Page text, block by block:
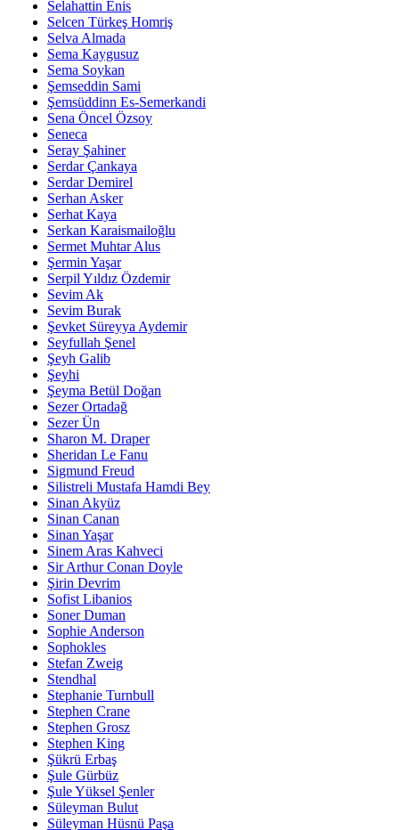
Selahattin Enis
Selcen Türkeş Homriş
Selva Almada
Sema Kaygusuz
Sema Soykan
Şemseddin Sami
Şemsüddinn Es-Semerkandi
Sena Öncel Özsoy
Seneca
Seray Şahiner
Serdar Çankaya
Serdar Demirel
Serhan Asker
Serhat Kaya
Serkan Karaismailoğlu
Sermet Muhtar Alus
Şermin Yaşar
Serpil Yıldız Özdemir
Sevim Ak
Sevim Burak
Şevket Süreyya Aydemir
Seyfullah Şenel
Şeyh Galib
Şeyhi
Şeyma Betül Doğan
Sezer Ortadağ
Sezer Ün
Sharon M. Draper
Sheridan Le Fanu
Sigmund Freud
Silistreli Mustafa Hamdi Bey
Sinan Akyüz
Sinan Canan
Sinan Yaşar
Sinem Aras Kahveci
Sir Arthur Conan Doyle
Şirin Devrim
Sofist Libanios
Soner Duman
Sophie Anderson
Sophokles
Stefan Zweig
Stendhal
Stephanie Turnbull
Stephen Crane
Stephen Grosz
Stephen King
Şükrü Erbaş
Şule Gürbüz
Şule Yüksel Şenler
Süleyman Bulut
Süleyman Hüsnü Paşa